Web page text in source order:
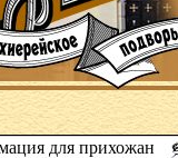
для прихожан